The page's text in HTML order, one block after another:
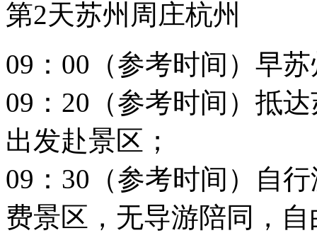
第2天苏州 周庄杭州
09：00（参考时间）早
09：20（参考时间）抵
出发赴景区；
09：30（参考时间）自
费景区，无导游陪同，